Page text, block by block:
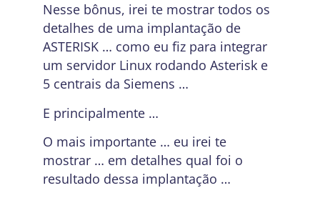
Nesse bônus, irei te mostrar todos os
detalhes de uma implantação de
ASTERISK … como eu fiz para integrar
um servidor Linux rodando Asterisk e
5 centrais da Siemens …
E principalmente …
O mais importante … eu irei te
mostrar … em detalhes qual foi o
resultado dessa implantação …